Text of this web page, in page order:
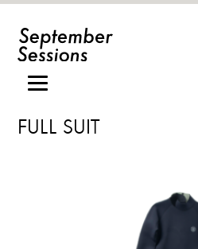
FULL SUIT